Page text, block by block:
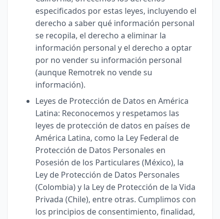
especificados por estas leyes, incluyendo el
derecho a saber qué información personal
se recopila, el derecho a eliminar la
información personal y el derecho a optar
por no vender su información personal
(aunque Remotrek no vende su
información).
Leyes de Protección de Datos en América
Latina: Reconocemos y respetamos las
leyes de protección de datos en países de
América Latina, como la Ley Federal de
Protección de Datos Personales en
Posesión de los Particulares (México), la
Ley de Protección de Datos Personales
(Colombia) y la Ley de Protección de la Vida
Privada (Chile), entre otras. Cumplimos con
los principios de consentimiento, finalidad,